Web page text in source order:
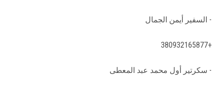
- السفير أيمن الجمال
+380932165877
- سكرتير أول محمد عبد المعطى